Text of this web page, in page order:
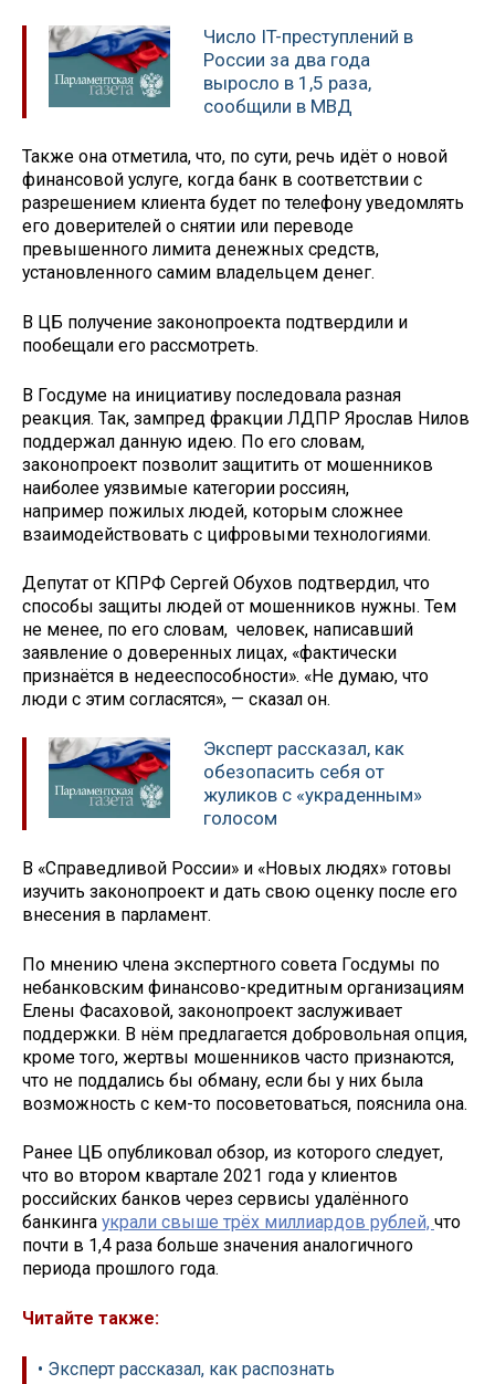
Число IT-преступлений в
России за два года
выросло в 1,5 раза,
сообщили в МВД
Также она отметила, что, по сути, речь идёт о новой
финансовой услуге, когда банк в соответствии с
разрешением клиента будет по телефону уведомлять
его доверителей о снятии или переводе
превышенного лимита денежных средств,
установленного самим владельцем денег.
В ЦБ получение законопроекта подтвердили и
пообещали его рассмотреть.
В Госдуме на инициативу последовала разная
реакция. Так, зампред фракции ЛДПР Ярослав Нилов
поддержал данную идею. По его словам,
законопроект позволит защитить от мошенников
наиболее уязвимые категории россиян,
например пожилых людей, которым сложнее
взаимодействовать с цифровыми технологиями.
Депутат от КПРФ Сергей Обухов подтвердил, что
способы защиты людей от мошенников нужны. Тем
не менее, по его словам, человек, написавший
заявление о доверенных лицах, «фактически
признаётся в недееспособности». «Не думаю, что
люди с этим согласятся», — сказал он.
Эксперт рассказал, как
обезопасить себя от
жуликов с «украденным»
голосом
В «Справедливой России» и «Новых людях» готовы
изучить законопроект и дать свою оценку после его
внесения в парламент.
По мнению члена экспертного совета Госдумы по
небанковским финансово-кредитным организациям
Елены Фасаховой, законопроект заслуживает
поддержки. В нём предлагается добровольная опция,
кроме того, жертвы мошенников часто признаются,
что не поддались бы обману, если бы у них была
возможность с кем-то посоветоваться, пояснила она.
Ранее ЦБ опубликовал обзор, из которого следует,
что во втором квартале 2021 года у клиентов
российских банков через сервисы удалённого
банкинга украли свыше трёх миллиардов рублей, что
почти в 1,4 раза больше значения аналогичного
периода прошлого года.
Читайте также:
• Эксперт рассказал, как распознать